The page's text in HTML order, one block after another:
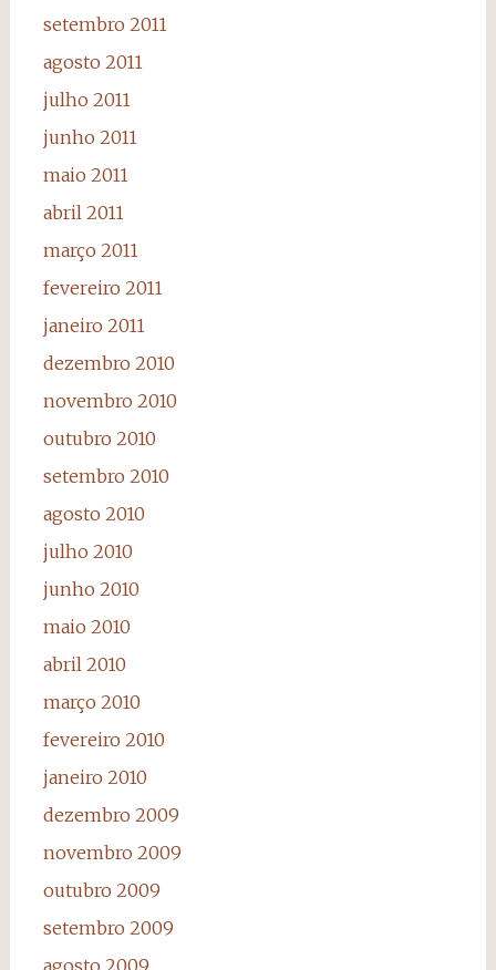
setembro 2011
agosto 2011
julho 2011
junho 2011
maio 2011
abril 2011
março 2011
fevereiro 2011
janeiro 2011
dezembro 2010
novembro 2010
outubro 2010
setembro 2010
agosto 2010
julho 2010
junho 2010
maio 2010
abril 2010
março 2010
fevereiro 2010
janeiro 2010
dezembro 2009
novembro 2009
outubro 2009
setembro 2009
agosto 2009